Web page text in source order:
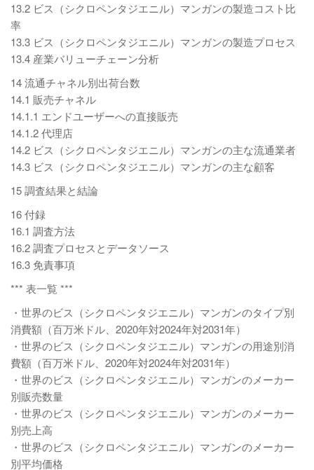
13.2 ビス（シクロペンタジエニル）マンガンの製造コスト比
率
13.3 ビス（シクロペンタジエニル）マンガンの製造プロセス
13.4 産業バリューチェーン分析
14 流通チャネル別出荷台数
14.1 販売チャネル
14.1.1 エンドユーザーへの直接販売
14.1.2 代理店
14.2 ビス（シクロペンタジエニル）マンガンの主な流通業者
14.3 ビス（シクロペンタジエニル）マンガンの主な顧客
15 調査結果と結論
16 付録
16.1 調査方法
16.2 調査プロセスとデータソース
16.3 免責事項
*** 表一覧 ***
・世界のビス（シクロペンタジエニル）マンガンのタイプ別
消費額（百万米ドル、2020年対2024年対2031年）
・世界のビス（シクロペンタジエニル）マンガンの用途別消
費額（百万米ドル、2020年対2024年対2031年）
・世界のビス（シクロペンタジエニル）マンガンのメーカー
別販売数量
・世界のビス（シクロペンタジエニル）マンガンのメーカー
別売上高
・世界のビス（シクロペンタジエニル）マンガンのメーカー
別平均価格